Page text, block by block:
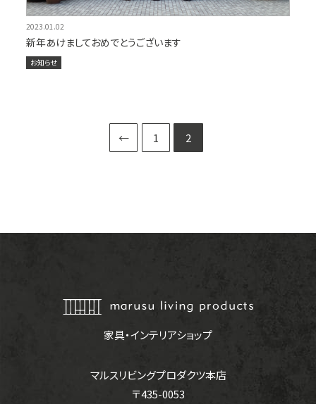
2023.01.02
新年あけましておめでとうございます
お知らせ
← 1 2
家具・インテリアショップ
マルスリビングプロダクツ本店
〒435-0053